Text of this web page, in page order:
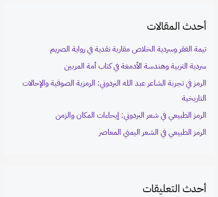
c
o
r
:
أحدث المقالات
تيمة الفقر وسردية الخلاص مقاربة نقدية في رواية الصريم
سردية التربية وهندسة الأدمغة في كتاب أمة المربين
الرمز في تجربة الشاعر عبد الله البردوني: الرمزية الصوفية والإحالات
التاريخية
الرمز الطبيعي في شعر البردوني: إيحاءات المكان والزمن
الرمز الطبيعي في الشعر اليمني المعاصر
أحدث التعليقات